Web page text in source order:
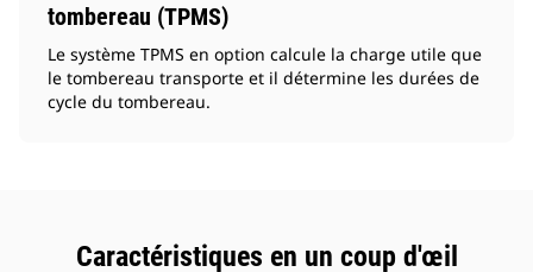
tombereau (TPMS)
Le système TPMS en option calcule la charge utile que
le tombereau transporte et il détermine les durées de
cycle du tombereau.
Caractéristiques en un coup d'œil